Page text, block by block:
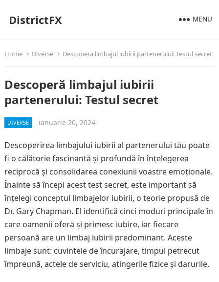
DistrictFX MENU
Home Diverse Descoperă limbajul iubirii partenerului: Testul secret
Descoperă limbajul iubirii
partenerului: Testul secret
DIVERSE ianuarie 20, 2024
Descoperirea limbajului iubirii al partenerului tău poate
fi o călătorie fascinantă și profundă în înțelegerea
reciprocă și consolidarea conexiunii voastre emoționale.
Înainte să începi acest test secret, este important să
înțelegi conceptul limbajelor iubirii, o teorie propusă de
Dr. Gary Chapman. El identifică cinci moduri principale în
care oamenii oferă și primesc iubire, iar fiecare
persoană are un limbaj iubirii predominant. Aceste
limbaje sunt: cuvintele de încurajare, timpul petrecut
împreună, actele de serviciu, atingerile fizice și darurile.